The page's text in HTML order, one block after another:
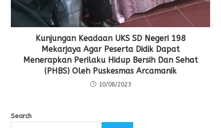
Kunjungan Keadaan UKS SD Negeri 198
Mekarjaya Agar Peserta Didik Dapat
Menerapkan Perilaku Hidup Bersih Dan Sehat
(PHBS) Oleh Puskesmas Arcamanik
10/08/2023
Search